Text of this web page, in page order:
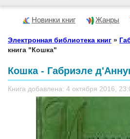
Новинки книг Жанры
Электронная библиотека книг »
книга "Кошка"
Кошка - Габриэле
Книга добавлена: 4 октября 2016,